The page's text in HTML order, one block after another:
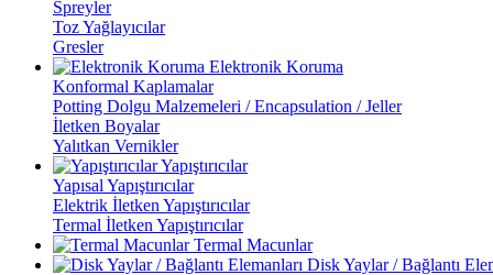
Spreyler
Toz Yağlayıcılar
Gresler
Elektronik Koruma
Konformal Kaplamalar
Potting Dolgu Malzemeleri / Encapsulation / Jeller
İletken Boyalar
Yalıtkan Vernikler
Yapıştırıcılar
Yapısal Yapıştırıcılar
Elektrik İletken Yapıştırıcılar
Termal İletken Yapıştırıcılar
Termal Macunlar
Disk Yaylar / Bağlantı